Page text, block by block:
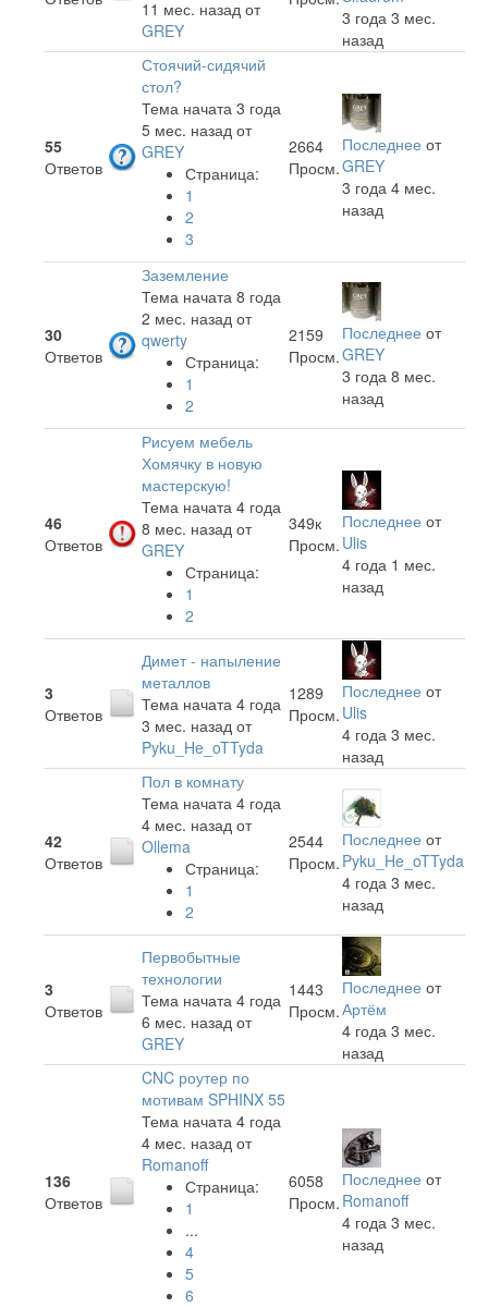
11 мес. назад от
GREY
3 года 3 мес.
назад
55
Ответов
Стоячий-сидячий
стол?
Тема начата 3 года
5 мес. назад от
GREY
Страница:
1
2
3
2664
Просм.
Последнее от
GREY
3 года 4 мес.
назад
30
Ответов
Заземление
Тема начата 8 года
2 мес. назад от
qwerty
Страница:
1
2
2159
Просм.
Последнее от
GREY
3 года 8 мес.
назад
46
Ответов
Рисуем мебель
Хомячку в новую
мастерскую!
Тема начата 4 года
8 мес. назад от
GREY
Страница:
1
2
349к
Просм.
Последнее от
Ulis
4 года 1 мес.
назад
3
Ответов
Димет - напыление
металлов
Тема начата 4 года
3 мес. назад от
Pyku_He_oTTyda
1289
Просм.
Последнее от
Ulis
4 года 3 мес.
назад
42
Ответов
Пол в комнату
Тема начата 4 года
4 мес. назад от
Ollema
Страница:
1
2
2544
Просм.
Последнее от
Pyku_He_oTTyda
4 года 3 мес.
назад
3
Ответов
Первобытные
технологии
Тема начата 4 года
6 мес. назад от
GREY
1443
Просм.
Последнее от
Артём
4 года 3 мес.
назад
136
Ответов
CNC роутер по
мотивам SPHINX 55
Тема начата 4 года
4 мес. назад от
Romanoff
Страница:
1
...
4
5
6
6058
Просм.
Последнее от
Romanoff
4 года 3 мес.
назад